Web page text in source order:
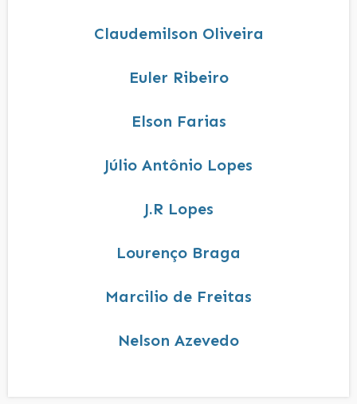
Claudemilson Oliveira
Euler Ribeiro
Elson Farias
Júlio Antônio Lopes
J.R Lopes
Lourenço Braga
Marcilio de Freitas
Nelson Azevedo